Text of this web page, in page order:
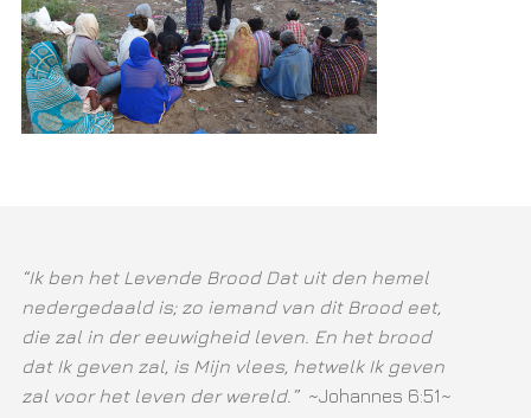
“Ik ben het Levende Brood Dat uit den hemel
nedergedaald is; zo iemand van dit Brood eet,
die zal in der eeuwigheid leven. En het brood
dat Ik geven zal, is Mijn vlees, hetwelk Ik geven
zal voor het leven der wereld.” ~Johannes 6:51~